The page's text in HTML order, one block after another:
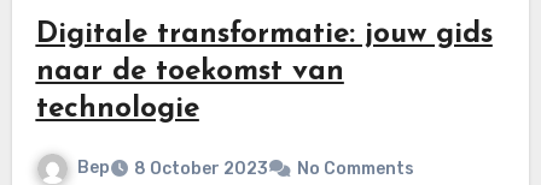
Digitale transformatie: jouw gids
naar de toekomst van
technologie
Bep 8 October 2023 No Comments